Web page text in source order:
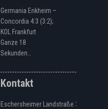
Germania Enkheim –
Concordia 4:3 (3:2);
KOL Frankfurt
Ganze 18
Sekunden…
Kontakt
Eschersheimer Landstraße 328